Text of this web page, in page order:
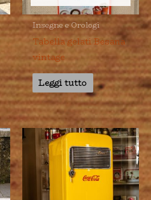
Insegne e Orologi
Tabella gelati Besana
vintage
Leggi tutto